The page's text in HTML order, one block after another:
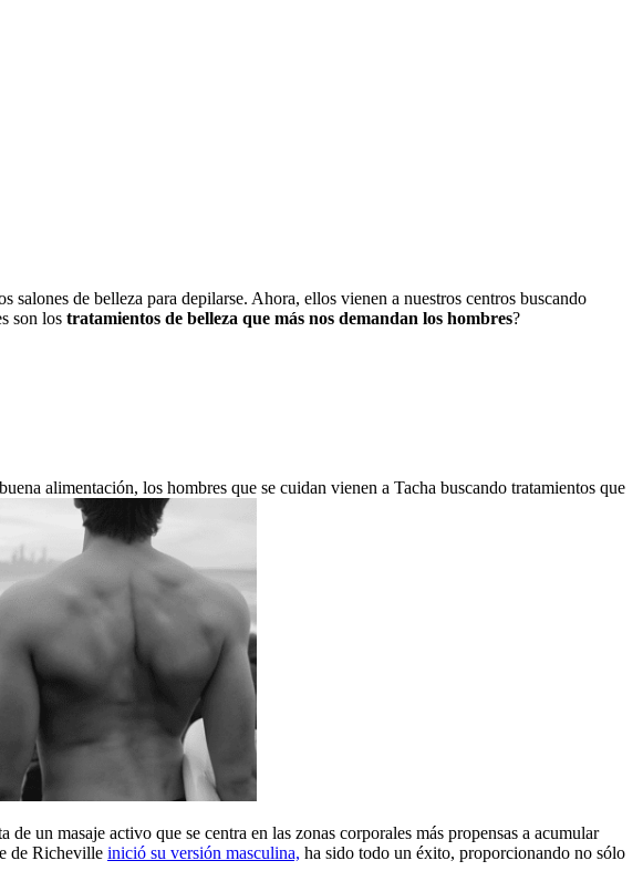
de belleza para depilarse. Ahora, ellos vienen a nuestros centros buscando
son los tratamientos de belleza que más nos demandan los hombres?
alimentación, los hombres que se cuidan vienen a Tacha buscando tratamientos que
de un masaje activo que se centra en las zonas corporales más propensas a acumular
de Richeville inició su versión masculina, ha sido todo un éxito, proporcionando no sólo